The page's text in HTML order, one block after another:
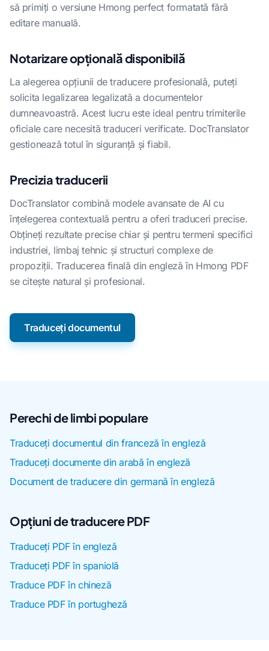
să primiți o versiune Hmong perfect formatată fără
editare manuală.
Notarizare opțională disponibilă
La alegerea opțiunii de traducere profesională, puteți
solicita legalizarea legalizată a documentelor
dumneavoastră. Acest lucru este ideal pentru trimiterile
oficiale care necesită traduceri verificate. DocTranslator
gestionează totul în siguranță și fiabil.
Precizia traducerii
DocTranslator combină modele avansate de AI cu
înțelegerea contextuală pentru a oferi traduceri precise.
Obțineți rezultate precise chiar și pentru termeni specifici
industriei, limbaj tehnic și structuri complexe de
propoziții. Traducerea finală din engleză în Hmong PDF
se citește natural și profesional.
Traduceți documentul
Perechi de limbi populare
Traduceți documentul din franceză în engleză
Traduceți documente din arabă în engleză
Document de traducere din germană în engleză
Opțiuni de traducere PDF
Traduceți PDF în engleză
Traduceți PDF în spaniolă
Traduce PDF în chineză
Traduce PDF în portugheză